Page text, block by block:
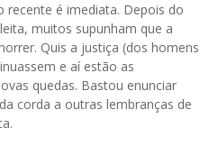
é imediata. Depois do
muitos supunham que a
Quis a justiça (dos homens
e aí estão as
quedas. Bastou enunciar
corda a outras lembranças de